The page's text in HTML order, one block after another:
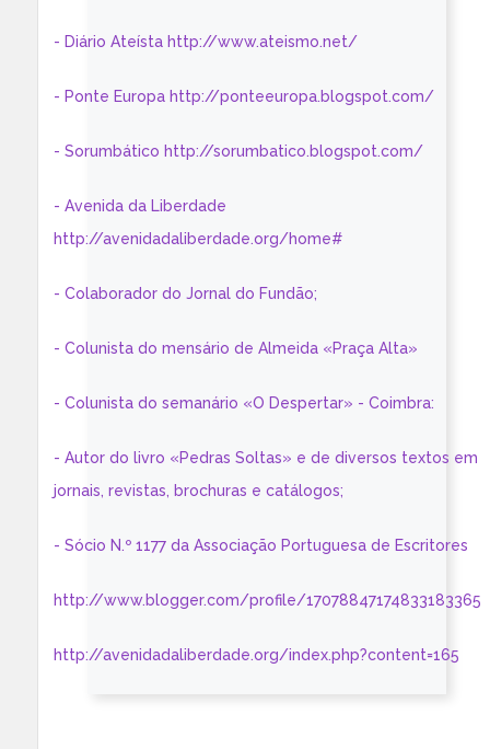
- Diário Ateísta http://www.ateismo.net/
- Ponte Europa http://ponteeuropa.blogspot.com/
- Sorumbático http://sorumbatico.blogspot.com/
- Avenida da Liberdade
http://avenidadaliberdade.org/home#
- Colaborador do Jornal do Fundão;
- Colunista do mensário de Almeida «Praça Alta»
- Colunista do semanário «O Despertar» - Coimbra:
- Autor do livro «Pedras Soltas» e de diversos textos em
jornais, revistas, brochuras e catálogos;
- Sócio N.º 1177 da Associação Portuguesa de Escritores
http://www.blogger.com/profile/17078847174833183365
http://avenidadaliberdade.org/index.php?content=165